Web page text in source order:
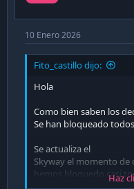
10 Enero 2026
Fito_castillo dijo:
Hola
Como bien saben los
Se han bloqueado
Se actualiza el
Skyway el momento de
hemos bloquedo casi
aun asi se bloquea
Haz